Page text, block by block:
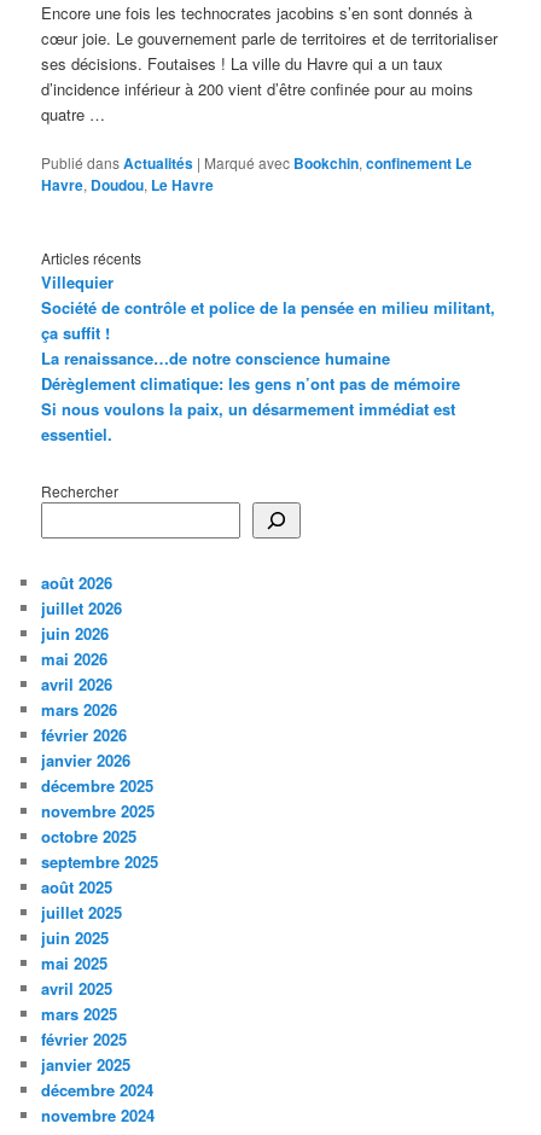
Encore une fois les technocrates jacobins s’en sont donnés à
cœur joie. Le gouvernement parle de territoires et de territorialiser
ses décisions. Foutaises ! La ville du Havre qui a un taux
d’incidence inférieur à 200 vient d’être confinée pour au moins
quatre …
Publié dansActualités | Marqué avec Bookchin,confinement Le
Havre, Doudou, Le Havre
Articles récents
Villequier
Société de contrôle et police de la pensée en milieu militant,
ça suffit !
La renaissance…de notre conscience humaine
Dérèglement climatique: les gens n’ont pas de mémoire
Si nous voulons la paix, un désarmement immédiat est
essentiel.
Rechercher
août 2026
juillet 2026
juin 2026
mai 2026
avril 2026
mars 2026
février 2026
janvier 2026
décembre 2025
novembre 2025
octobre 2025
septembre 2025
août 2025
juillet 2025
juin 2025
mai 2025
avril 2025
mars 2025
février 2025
janvier 2025
décembre 2024
novembre 2024